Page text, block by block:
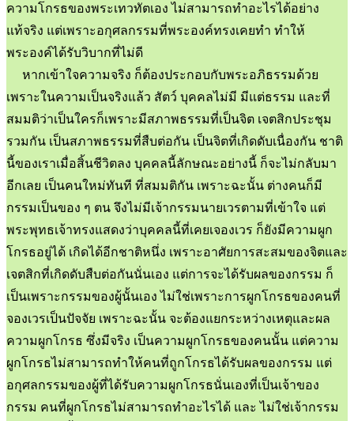
ความโกรธของพระเทวทัตเอง ไม่สามารถทำอะไรได้อย่าง
แท้จริง แต่เพราะอกุศลกรรมที่พระองค์ทรงเคยทำ ทำให้
พระองค์ได้รับวิบากที่ไม่ดี
หากเข้าใจความจริง ก็ต้องประกอบกับพระอภิธรรมด้วย
เพราะในความเป็นจริงแล้ว สัตว์ บุคคลไม่มี มีแต่ธรรม และที่
สมมติว่าเป็นใครก็เพราะมีสภาพธรรมที่เป็นจิต เจตสิกประชุม
รวมกัน เป็นสภาพธรรมที่สืบต่อกัน เป็นจิตที่เกิดดับเนื่องกัน ชาติ
นี้ของเราเมื่อสิ้นชีวิตลง บุคคลนี้ลักษณะอย่างนี้ ก็จะไม่กลับมา
อีกเลย เป็นคนใหม่ทันที ที่สมมติกัน เพราะฉะนั้น ต่างคนก็มี
กรรมเป็นของ ๆ ตน จึงไม่มีเจ้ากรรมนายเวรตามที่เข้าใจ แต่
พระพุทธเจ้าทรงแสดงว่าบุคคลนี้ที่เคยเจองเวร ก็ยังมีความผูก
โกรธอยู่ได้ เกิดได้อีกชาติหนึ่ง เพราะอาศัยการสะสมของจิตและ
เจตสิกที่เกิดดับสืบต่อกันนั่นเอง แต่การจะได้รับผลของกรรม ก็
เป็นเพราะกรรมของผู้นั้นเอง ไม่ใช่เพราะการผูกโกรธของคนที่
จองเวรเป็นปัจจัย เพราะฉะนั้น จะต้องแยกระหว่างเหตุและผล
ความผูกโกรธ ซึ่งมีจริง เป็นความผูกโกรธของคนนั้น แต่ความ
ผูกโกรธไม่สามารถทำให้คนที่ถูกโกรธได้รับผลของกรรม แต่
อกุศลกรรมของผู้ที่ได้รับความผูกโกรธนั่นเองที่เป็นเจ้าของ
กรรม คนที่ผูกโกรธไม่สามารถทำอะไรได้ และ ไม่ใช่เจ้ากรรม